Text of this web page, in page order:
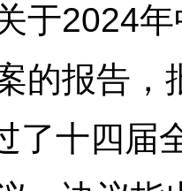
于2024
的报告，
了十四届